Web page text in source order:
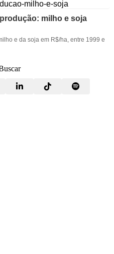
milho e soja
e da soja em R$/ha, entre 1999 e